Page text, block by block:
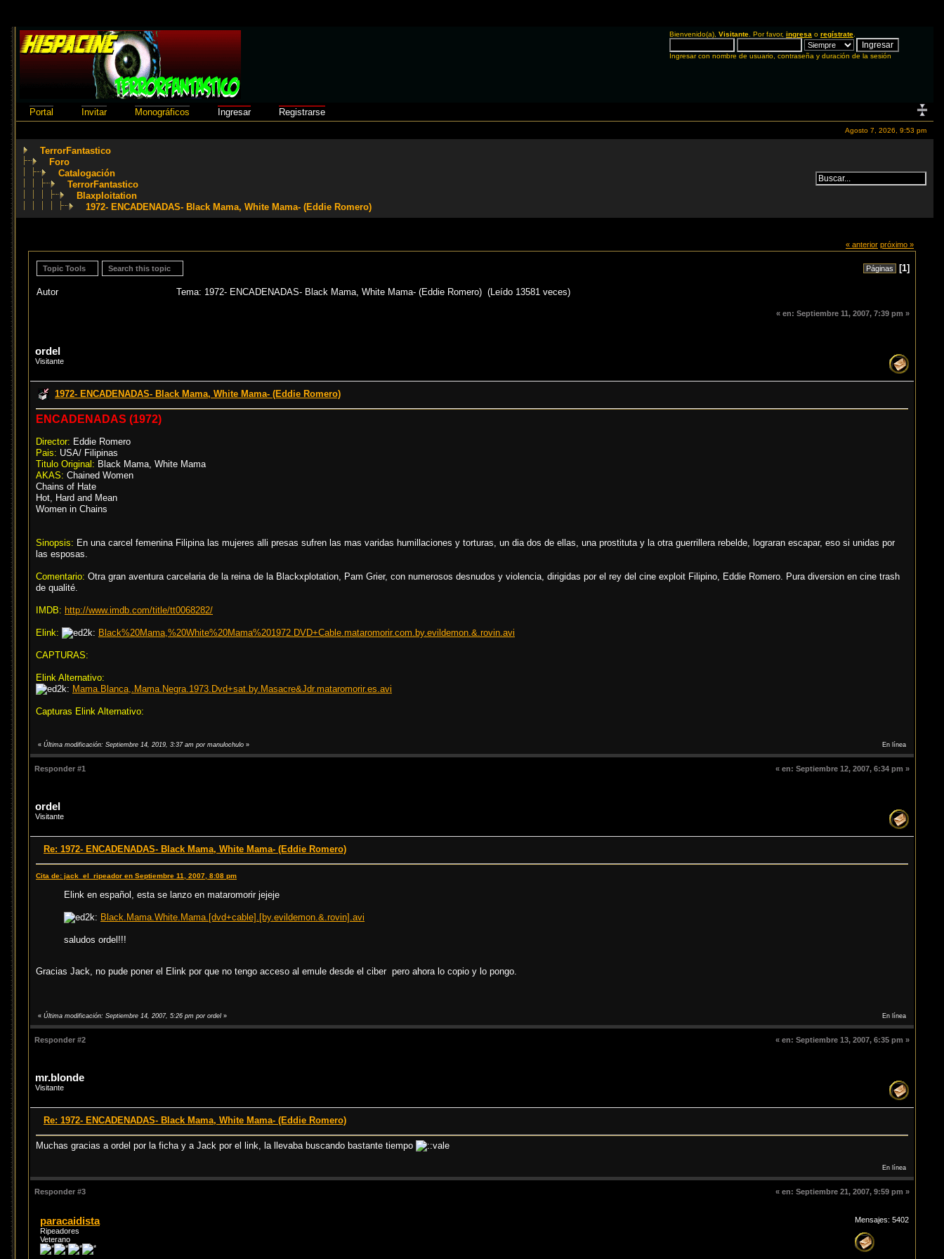
Bienvenido(a), Visitante . Por favor, ingresa o regístrate
Ingresar con nombre de usuario, contraseña y duración de la sesión
Portal Invitar Monográficos Ingresar Registrarse
Agosto 7, 2026, 9:53 pm
TerrorFantastico
Foro
Catalogación
TerrorFantastico
Blaxploitation
1972- ENCADENADAS- Black Mama, White Mama- (Eddie Romero)
« anterior próximo »
Topic Tools Search this topic Páginas [1]
Autor Tema: 1972- ENCADENADAS- Black Mama, White Mama- (Eddie Romero) (Leído 13581 veces)
« en: Septiembre 11, 2007, 7:39 pm »
ordel
Visitante
1972- ENCADENADAS- Black Mama, White Mama- (Eddie Romero)
ENCADENADAS (1972)
Director: Eddie Romero
Pais: USA/ Filipinas
Titulo Original: Black Mama, White Mama
AKAS: Chained Women
Chains of Hate
Hot, Hard and Mean
Women in Chains
Sinopsis: En una carcel femenina Filipina las mujeres alli presas sufren las mas varidas humillaciones y torturas, un dia dos de ellas, una prostituta y la otra guerrillera rebelde, lograran escapar, eso si unidas por
las esposas.
Comentario: Otra gran aventura carcelaria de la reina de la Blackxplotation, Pam Grier, con numerosos desnudos y violencia, dirigidas por el rey del cine exploit Filipino, Eddie Romero. Pura diversion en cine trash
de qualité.
IMDB: http://www.imdb.com/title/tt0068282/
Elink: Black%20Mama,%20White%20Mama%201972.DVD+Cable.mataromorir.com.by.evildemon.&.rovin.avi
CAPTURAS:
Elink Alternativo:
Mama.Blanca,.Mama.Negra.1973.Dvd+sat.by.Masacre&Jdr.mataromorir.es.avi
Capturas Elink Alternativo:
« Última modificación: Septiembre 14, 2019, 3:37 am por manulochulo » En línea
Responder #1 « en: Septiembre 12, 2007, 6:34 pm »
ordel
Visitante
Re: 1972- ENCADENADAS- Black Mama, White Mama- (Eddie Romero)
Cita de: jack_el_ripeador en Septiembre 11, 2007, 8:08 pm
Elink en español, esta se lanzo en mataromorir jejeje
Black.Mama.White.Mama.[dvd+cable].[by.evildemon.&.rovin].avi
saludos ordel!!!
Gracias Jack, no pude poner el Elink por que no tengo acceso al emule desde el ciber pero ahora lo copio y lo pongo.
« Última modificación: Septiembre 14, 2007, 5:26 pm por ordel» En línea
Responder #2 « en: Septiembre 13, 2007, 6:35 pm »
mr.blonde
Visitante
Re: 1972- ENCADENADAS- Black Mama, White Mama- (Eddie Romero)
Muchas gracias a ordel por la ficha y a Jack por el link, la llevaba buscando bastante tiempo
En línea
Responder #3 « en: Septiembre 21, 2007, 9:59 pm »
paracaidista
Ripeadores
Veterano
Mensajes: 5402